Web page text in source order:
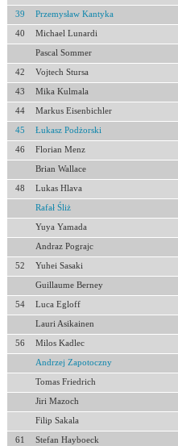
39 Przemysław Kantyka
40 Michael Lunardi
Pascal Sommer
42 Vojtech Stursa
43 Mika Kulmala
44 Markus Eisenbichler
45 Łukasz Podżorski
46 Florian Menz
Brian Wallace
48 Lukas Hlava
Rafał Śliż
Yuya Yamada
Andraz Pograjc
52 Yuhei Sasaki
Guillaume Berney
54 Luca Egloff
Lauri Asikainen
56 Milos Kadlec
Andrzej Zapotoczny
Tomas Friedrich
Jiri Mazoch
Filip Sakala
61 Stefan Hayboeck